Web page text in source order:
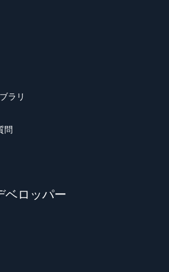
ラリ
問
ベロッパー